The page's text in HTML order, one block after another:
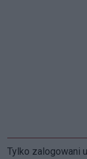
Tylko zalogowani